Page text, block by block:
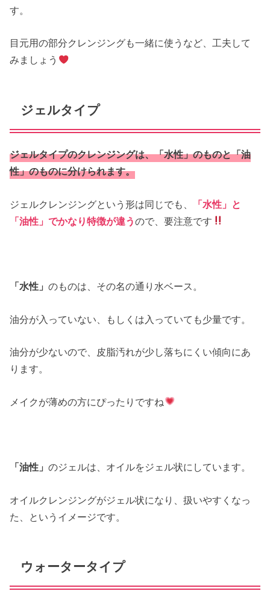
す。
目元用の部分クレンジングも一緒に使うなど、工夫して
みましょう
ジェルタイプ
ジェルタイプのクレンジングは、「水性」のものと「油
性」のものに分けられます。
ジェルクレンジングという形は同じでも、
「水性」と
「油性」でかなり特徴が違うので、要注意です
「水性」のものは、その名の通り水ベース。
油分が入っていない、もしくは入っていても少量です。
油分が少ないので、皮脂汚れが少し落ちにくい傾向にあ
ります。
メイクが薄めの方にぴったりですね
「油性」のジェルは、オイルをジェル状にしています。
オイルクレンジングがジェル状になり、扱いやすくなっ
た、というイメージです。
ウォータータイプ